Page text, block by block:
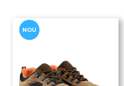
NOU